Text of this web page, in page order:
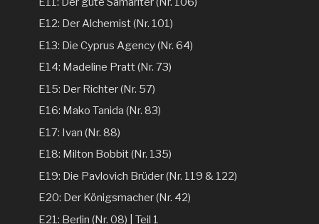
E12: Der Alchemist (Nr. 101)
E13: Die Cyprus Agency (Nr. 64)
E14: Madeline Pratt (Nr. 73)
E15: Der Richter (Nr. 57)
E16: Mako Tanida (Nr. 83)
E17: Ivan (Nr. 88)
E18: Milton Bobbit (Nr. 135)
E19: Die Pavlovich Brüder (Nr. 119 & 122)
E20: Der Königsmacher (Nr. 42)
E21: Berlin (Nr. 08) | Teil 1